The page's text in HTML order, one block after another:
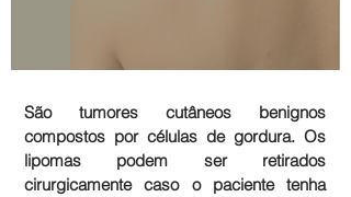
São tumores cutâneos benignos
compostos por células de gordura. Os
lipomas podem ser retirados
cirurgicamente caso o paciente tenha